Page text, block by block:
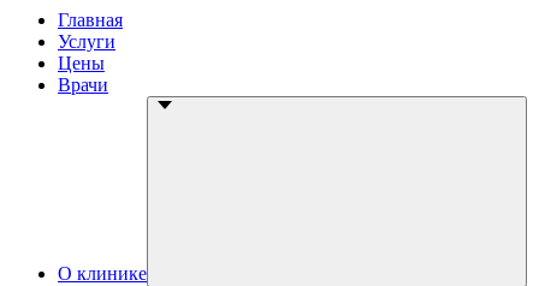
Главная
Услуги
Цены
Врачи
О клинике